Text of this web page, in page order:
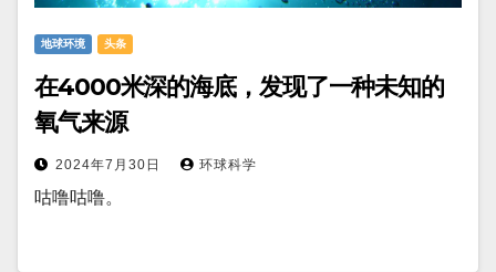
地球环境 头条
在4000米深的海底，发现了一种未知的
氧气来源
2024年7月30日 环球科学
咕噜咕噜。